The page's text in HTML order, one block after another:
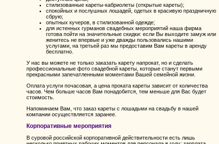
стилизованные кареты-кабриолеты (открытые кареты);
спокойных и послушных лошадей, одетых в красивую праздничную
сбрую;
опытных кучеров, в стилизованной одежде;
для истенных гурманов свадебных мероприятий наша фирма
готова пойти на значительные скидки: если Вы выходите замуж или
женитесь не впервые и уже дважды пользовались нашими
услугами, на третьей раз мы предоставим Вам кареты в аренду
бесплатно.
У нас вы можете не только заказать карету напрокат, но и сделать
профессиональные фото свадебной кареты, которые станут первыми
прекрасными запечатленными моментами Вашей семейной жизни.
Оплата услуги почасовая, а цена проката кареты зависит от количества
часов. Чем больше часов Вам понадобится, тем меньше для Вас будет
стоимость.
Напоминаем Вам, что заказ кареты с лошадьми на свадьбу в нашей
компании осуществляется заранее.
Корпоративные мероприятия
В суровой российской корпоративной действительности есть лишь